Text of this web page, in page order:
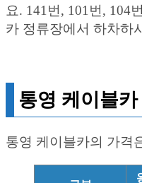
요. 141번, 101번, 104
카 정류장에서 하차하
통영 케이블카
통영 케이블카의 가격